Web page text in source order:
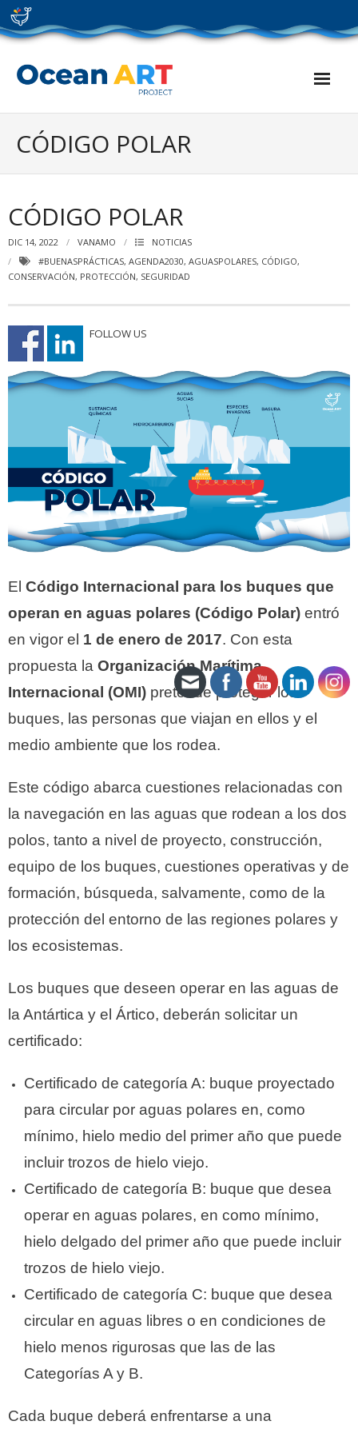
Skip
to
content
CÓDIGO POLAR
CÓDIGO POLAR
DIC 14, 2022 VANAMO
NOTICIAS
#BUENASPRÁCTICAS, AGENDA2030, AGUASPOLARES, CÓDIGO,
CONSERVACIÓN, PROTECCIÓN, SEGURIDAD
FOLLOW US
El Código Internacional para los buques que
operan en aguas polares (Código Polar) entró
en vigor el 1 de enero de 2017. Con esta
propuesta la Organización Marítima
Internacional (OMI) pretende proteger los
buques, las personas que viajan en ellos y el
medio ambiente que los rodea.
Este código abarca cuestiones relacionadas con
la navegación en las aguas que rodean a los dos
polos, tanto a nivel de proyecto, construcción,
equipo de los buques, cuestiones operativas y de
formación, búsqueda, salvamente, como de la
protección del entorno de las regiones polares y
los ecosistemas.
Los buques que deseen operar en las aguas de
la Antártica y el Ártico, deberán solicitar un
certificado:
Certificado de categoría A: buque proyectado
para circular por aguas polares en, como
mínimo, hielo medio del primer año que puede
incluir trozos de hielo viejo.
Certificado de categoría B: buque que desea
operar en aguas polares, en como mínimo,
hielo delgado del primer año que puede incluir
trozos de hielo viejo.
Certificado de categoría C: buque que desea
circular en aguas libres o en condiciones de
hielo menos rigurosas que las de las
Categorías A y B.
Cada buque deberá enfrentarse a una